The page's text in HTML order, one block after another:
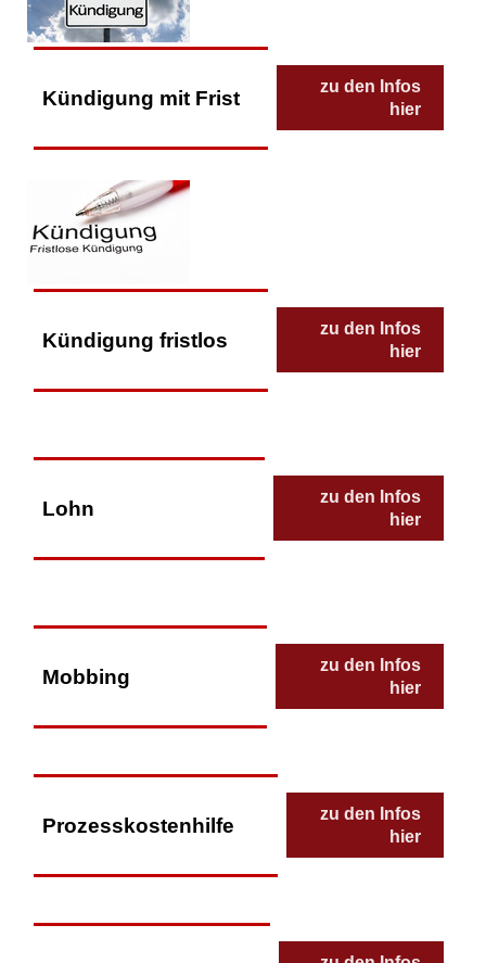
Kündigung mit Frist
zu den Infos
hier
Kündigung fristlos
zu den Infos
hier
Lohn
zu den Infos
hier
Mobbing
zu den Infos
hier
Prozesskostenhilfe
zu den Infos
hier